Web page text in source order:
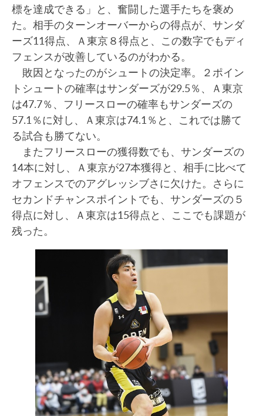
標を達成できる」と、奮闘した選手たちを褒め
た。相手のターンオーバーからの得点が、サンダ
ーズ11得点、Ａ東京８得点と、この数字でもディ
フェンスが改善しているのがわかる。
敗因となったのがシュートの決定率。２ポイン
トシュートの確率はサンダーズが29.5％、Ａ東京
は47.7％、フリースローの確率もサンダーズの
57.1％に対し、Ａ東京は74.1％と、これでは勝て
る試合も勝てない。
またフリースローの獲得数でも、サンダーズの
14本に対し、Ａ東京が27本獲得と、相手に比べて
オフェンスでのアグレッシブさに欠けた。さらに
セカンドチャンスポイントでも、サンダーズの５
得点に対し、Ａ東京は15得点と、ここでも課題が
残った。